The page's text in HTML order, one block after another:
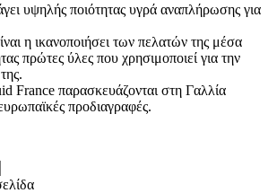
υψηλής ποιότητας υγρά αναπλήρωσης για
η ικανοποιήσει των πελατών της μέσα
πρώτες ύλες που χρησιμοποιεί για την
France παρασκευάζονται στη Γαλλία
προδιαγραφές.